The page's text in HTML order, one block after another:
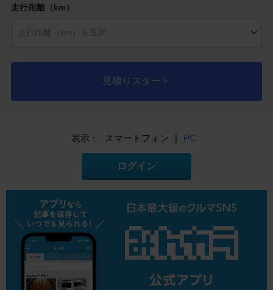
走行距離（km）
見積りスタート
表示： スマートフォン | PC
ログイン